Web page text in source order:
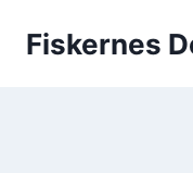
Fiskernes